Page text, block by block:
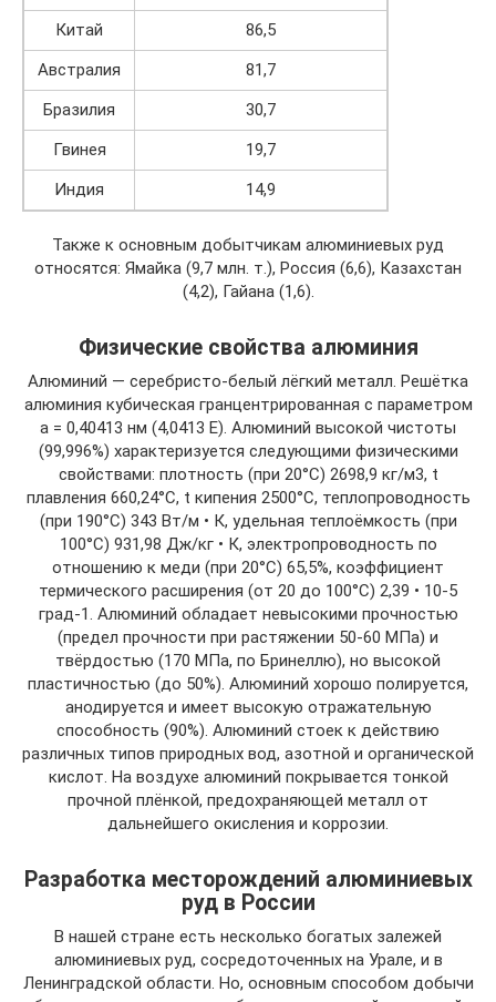
Китай
86,5
Австралия
81,7
Бразилия
30,7
Гвинея
19,7
Индия
14,9
Также к основным добытчикам алюминиевых руд
относятся: Ямайка (9,7 млн. т.), Россия (6,6), Казахстан
(4,2), Гайана (1,6).
Физические свойства алюминия
Алюминий — серебристо-белый лёгкий металл. Решётка
алюминия кубическая гранцентрированная с параметром
а = 0,40413 нм (4,0413 Е). Алюминий высокой чистоты
(99,996%) характеризуется следующими физическими
свойствами: плотность (при 20°С) 2698,9 кг/м3, t
плавления 660,24°С, t кипения 2500°С, теплопроводность
(при 190°С) 343 Вт/м • К, удельная теплоёмкость (при
100°С) 931,98 Дж/кг • К, электропроводность по
отношению к меди (при 20°С) 65,5%, коэффициент
термического расширения (от 20 до 100°С) 2,39 • 10-5
град-1. Алюминий обладает невысокими прочностью
(предел прочности при растяжении 50-60 МПа) и
твёрдостью (170 МПа, по Бринеллю), но высокой
пластичностью (до 50%). Алюминий хорошо полируется,
анодируется и имеет высокую отражательную
способность (90%). Алюминий стоек к действию
различных типов природных вод, азотной и органической
кислот. На воздухе алюминий покрывается тонкой
прочной плёнкой, предохраняющей металл от
дальнейшего окисления и коррозии.
Разработка месторождений алюминиевых
руд в России
В нашей стране есть несколько богатых залежей
алюминиевых руд, сосредоточенных на Урале, и в
Ленинградской области. Но, основным способом добычи